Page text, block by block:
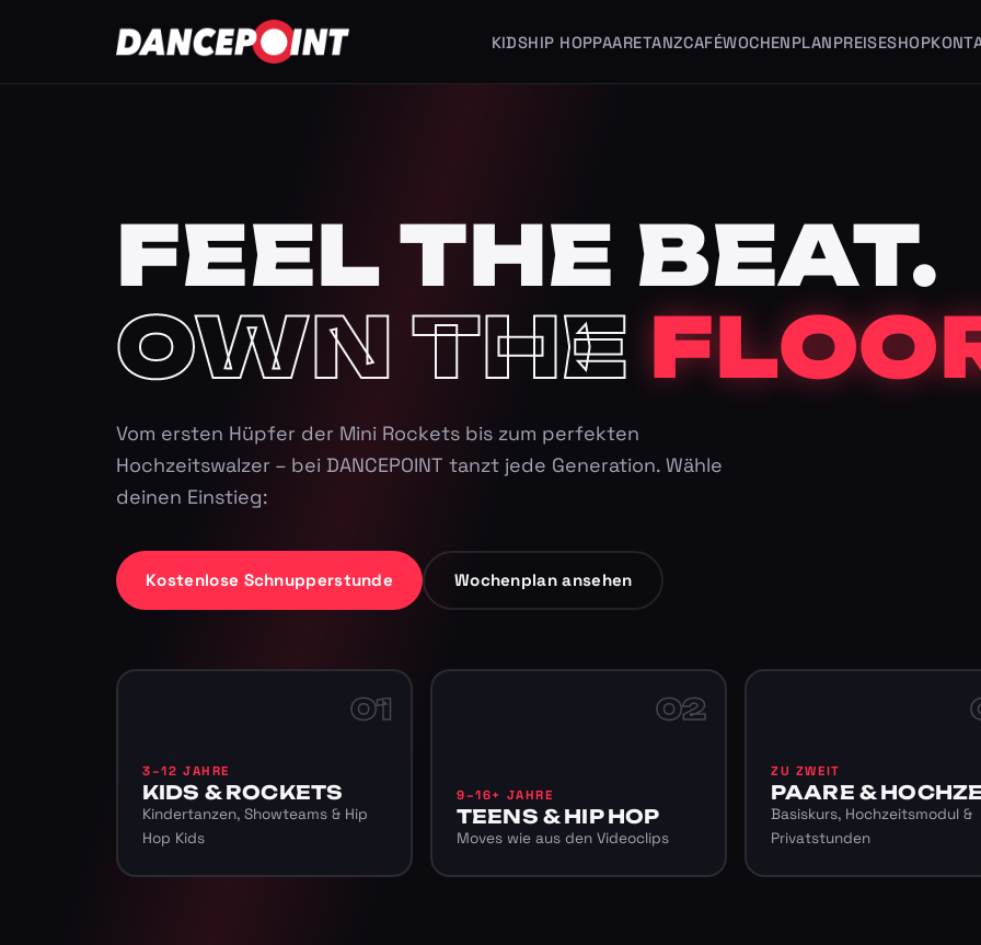
KIDSHIP HOPPAARETANZCAFÉWOCHENPLANPREISESHOP
FEEL THE BEAT.
OWN THE
Vom ersten Hüpfer der Mini Rockets bis zum perfekten
Hochzeitswalzer – bei DANCEPOINT tanzt jede Generation. Wähle
deinen Einstieg:
Kostenlose Schnupperstunde Wochenplan ansehen
01
3–12 JAHRE
KIDS & ROCKETS
Kindertanzen, Showteams & Hip
Hop Kids
02
9–16+ JAHRE
TEENS & HIP HOP
Moves wie aus den Videoclips
ZU ZWEIT
PAARE &
Basiskurs, Hochzeitsmodul &
Privatstunden